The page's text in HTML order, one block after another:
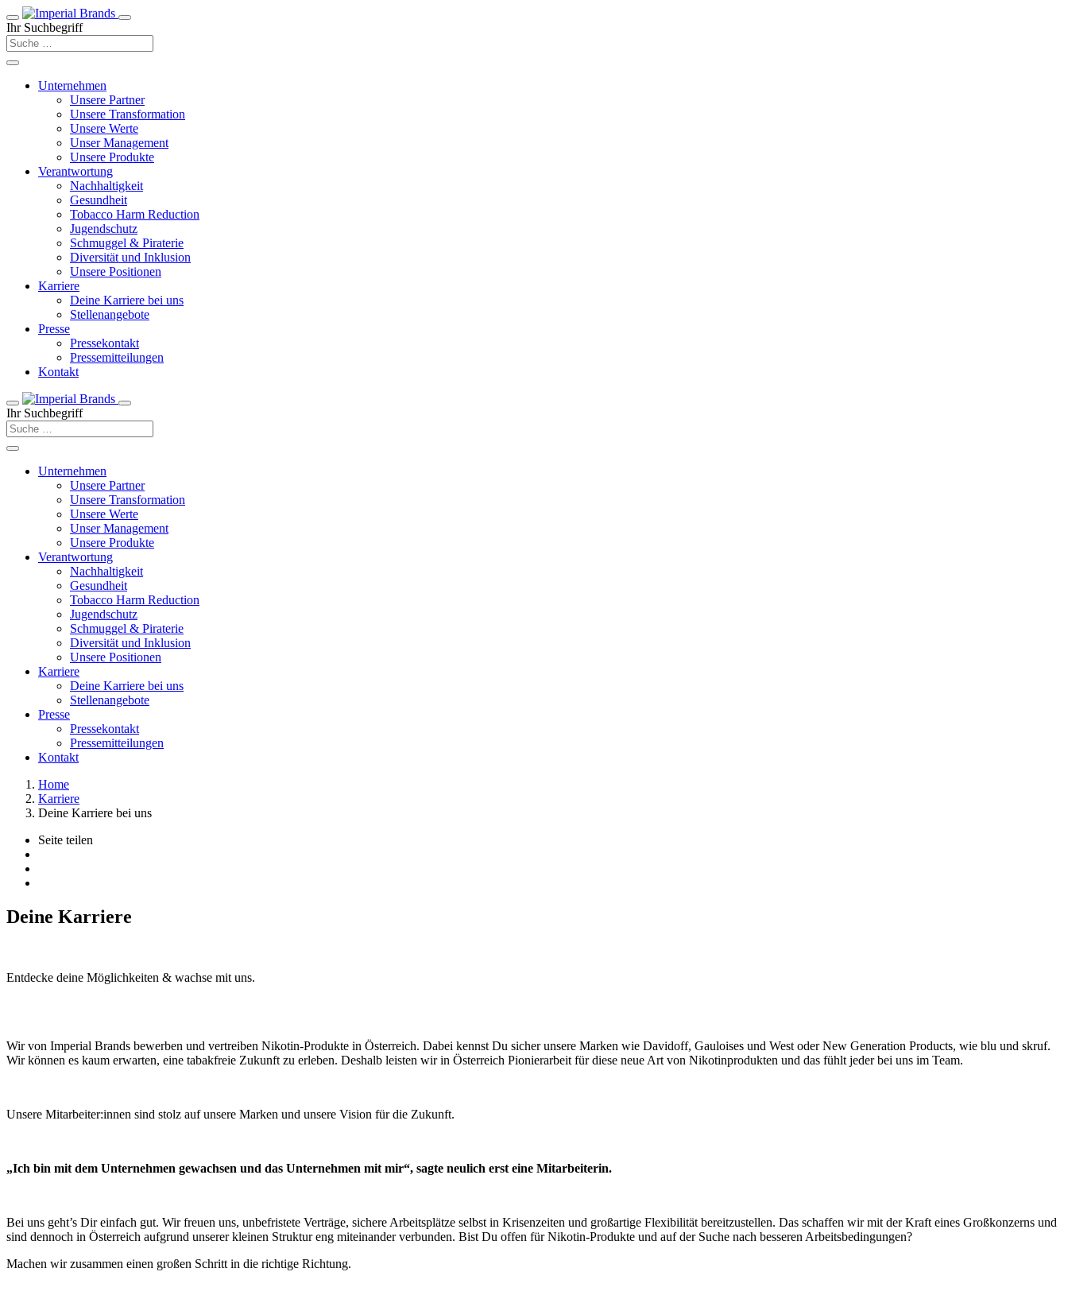
Ihr Suchbegriff
Unternehmen
Unsere Partner
Unsere Transformation
Unsere Werte
Unser Management
Unsere Produkte
Verantwortung
Nachhaltigkeit
Gesundheit
Tobacco Harm Reduction
Jugendschutz
Schmuggel & Piraterie
Diversität und Inklusion
Unsere Positionen
Karriere
Deine Karriere bei uns
Stellenangebote
Presse
Pressekontakt
Pressemitteilungen
Kontakt
Ihr Suchbegriff
Unternehmen
Unsere Partner
Unsere Transformation
Unsere Werte
Unser Management
Unsere Produkte
Verantwortung
Nachhaltigkeit
Gesundheit
Tobacco Harm Reduction
Jugendschutz
Schmuggel & Piraterie
Diversität und Inklusion
Unsere Positionen
Karriere
Deine Karriere bei uns
Stellenangebote
Presse
Pressekontakt
Pressemitteilungen
Kontakt
Home
Karriere
Deine Karriere bei uns
Seite teilen
Deine Karriere
Entdecke deine Möglichkeiten & wachse mit uns.
Wir von Imperial Brands bewerben und vertreiben Nikotin-Produkte in Österreich. Dabei kennst Du sicher unsere Marken wie Davidoff, Gauloises und West oder New Generation Products, wie blu und skruf.
Wir können es kaum erwarten, eine tabakfreie Zukunft zu erleben. Deshalb leisten wir in Österreich Pionierarbeit für diese neue Art von Nikotinprodukten und das fühlt jeder bei uns im Team.
Unsere Mitarbeiter:innen sind stolz auf unsere Marken und unsere Vision für die Zukunft.
„Ich bin mit dem Unternehmen gewachsen und das Unternehmen mit mir“, sagte neulich erst eine Mitarbeiterin.
Bei uns geht’s Dir einfach gut. Wir freuen uns, unbefristete Verträge, sichere Arbeitsplätze selbst in Krisenzeiten und großartige Flexibilität bereitzustellen. Das schaffen wir mit der Kraft eines Großkonzerns und
sind dennoch in Österreich aufgrund unserer kleinen Struktur eng miteinander verbunden. Bist Du offen für Nikotin-Produkte und auf der Suche nach besseren Arbeitsbedingungen?
Machen wir zusammen einen großen Schritt in die richtige Richtung.